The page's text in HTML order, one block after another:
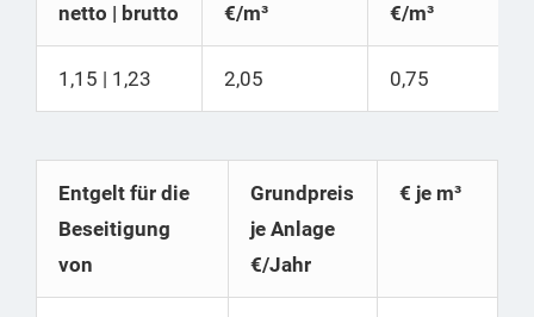
netto | brutto
€/m³
€/m³
1,15 | 1,23 2,05 0,75
Entgelt für die
Beseitigung
von
Grundpreis
je Anlage
€/Jahr
€ je m³